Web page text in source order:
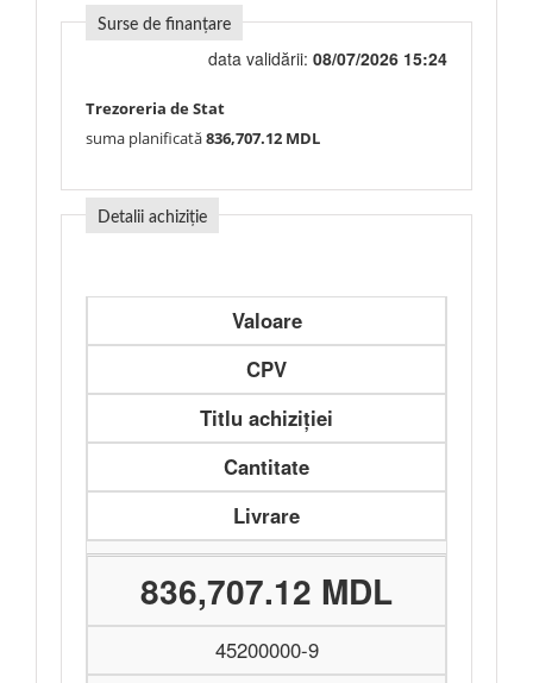
Surse de finanțare
data validării: 08/07/2026 15:24
Trezoreria de Stat
suma planificată836,707.12 MDL
Detalii achiziție
Valoare
CPV
Titlu achiziției
Cantitate
Livrare
836,707.12 MDL
45200000-9